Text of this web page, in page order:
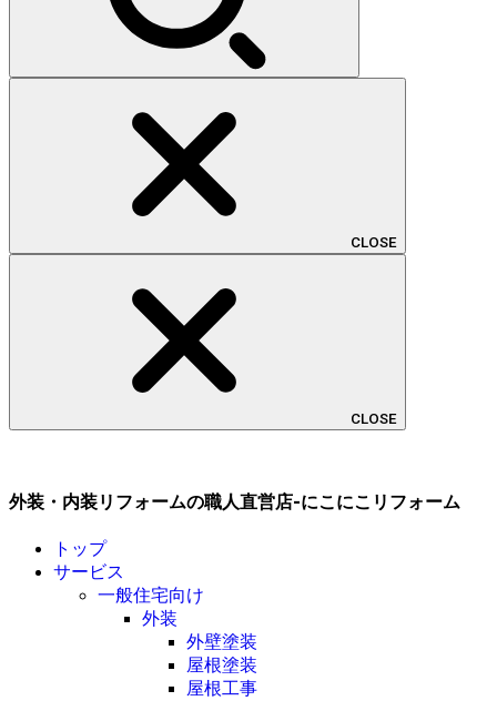
CLOSE
CLOSE
外装・内装リフォームの職人直営店-にこにこリフォーム
トップ
サービス
一般住宅向け
外装
外壁塗装
屋根塗装
屋根工事